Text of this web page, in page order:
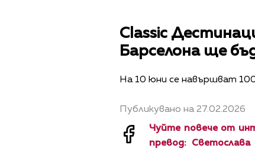
Classic
Барселона ще
На 10 юни се навършват
Публикувано на 27.02.2026
Чуйте повече от
превод: